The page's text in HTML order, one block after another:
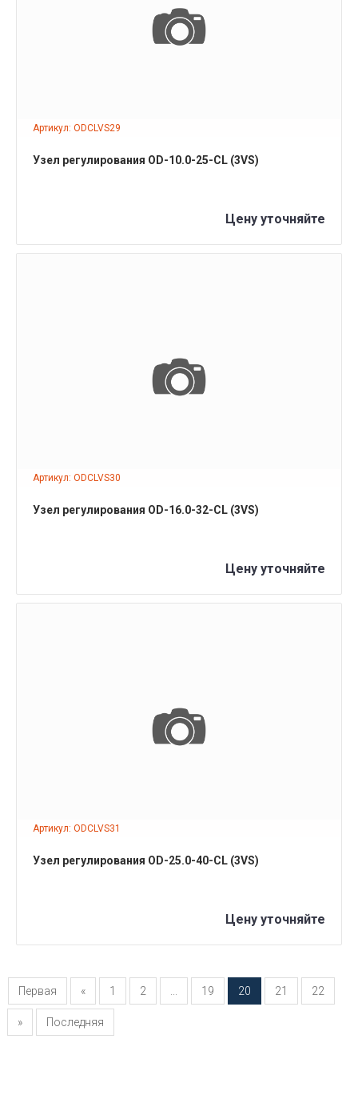
Артикул: ODCLVS29
ПОДРОБНЕЕ
Узел регулирования OD-10.0-25-CL (3VS)
Цену уточняйте
Артикул: ODCLVS30
ПОДРОБНЕЕ
Узел регулирования OD-16.0-32-CL (3VS)
Цену уточняйте
Артикул: ODCLVS31
ПОДРОБНЕЕ
Узел регулирования OD-25.0-40-CL (3VS)
Цену уточняйте
Первая « 1 2 19 20 21 22
» Последняя